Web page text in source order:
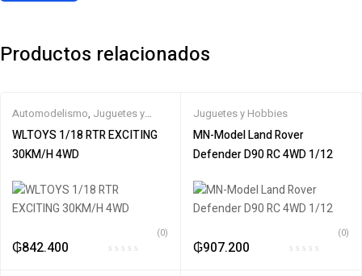
Productos relacionados
Automodelismo, Juguetes y
Hobbies, Off road,WLtoys
WLTOYS 1/18 RTR EXCITING
30KM/H 4WD
₲842.400
(0)
Juguetes y Hobbies
MN-Model Land Rover
Defender D90 RC 4WD 1/12
₲907.200
(0)